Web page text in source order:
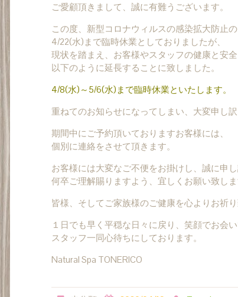
ご愛顧頂きまして、誠に有難うございます。
この度、新型コロナウィルスの感染拡大防止の
4/22(水)まで臨時休業としておりましたが、
現状を踏まえ、お客様やスタッフの健康と安全
以下のように延長することに致しました。
4/8(水)～5/6(水)まで臨時休業といたします。
重ねてのお知らせになってしまい、大変申し訳
期間中にご予約頂いておりますお客様には、
個別に連絡をさせて頂きます。
お客様には大変なご不便をお掛けし、誠に申し
何卒ご理解賜りますよう、宜しくお願い致しま
皆様、そしてご家族様のご健康を心よりお祈り
１日でも早く平穏な日々に戻り、笑顔でお会い
スタッフ一同心待ちにしております。
Natural Spa TONERICO